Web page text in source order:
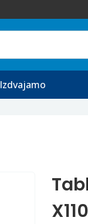
Izdvajamo